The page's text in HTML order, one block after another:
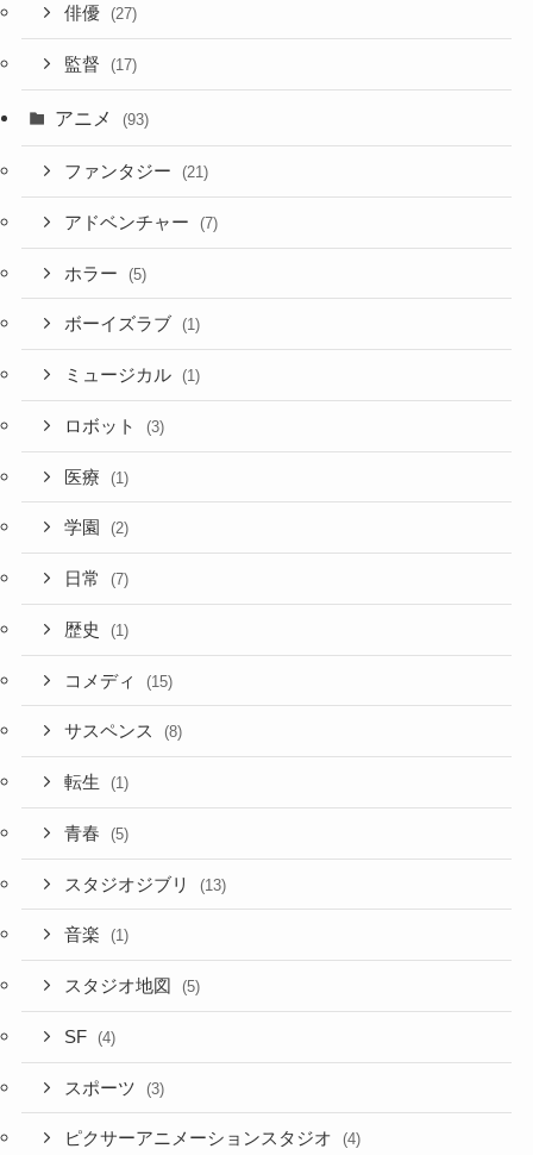
俳優 (27)
監督 (17)
アニメ (93)
ファンタジー (21)
アドベンチャー (7)
ホラー (5)
ボーイズラブ (1)
ミュージカル (1)
ロボット (3)
医療 (1)
学園 (2)
日常 (7)
歴史 (1)
コメディ (15)
サスペンス (8)
転生 (1)
青春 (5)
スタジオジブリ (13)
音楽 (1)
スタジオ地図 (5)
SF (4)
スポーツ (3)
ピクサーアニメーションスタジオ (4)